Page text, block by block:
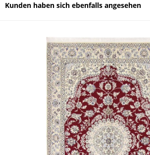
Kunden haben sich ebenfalls angesehen